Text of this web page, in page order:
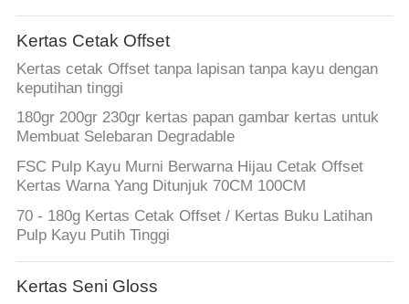
Kertas Cetak Offset
Kertas cetak Offset tanpa lapisan tanpa kayu dengan
keputihan tinggi
180gr 200gr 230gr kertas papan gambar kertas untuk
Membuat Selebaran Degradable
FSC Pulp Kayu Murni Berwarna Hijau Cetak Offset
Kertas Warna Yang Ditunjuk 70CM 100CM
70 - 180g Kertas Cetak Offset / Kertas Buku Latihan
Pulp Kayu Putih Tinggi
Kertas Seni Gloss